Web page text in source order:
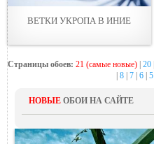
ВЕТКИ УКРОПА В ИНИЕ
Страницы обоев: 21 (самые новые) 20
8 7 6 5
НОВЫЕ ОБОИ НА САЙТЕ